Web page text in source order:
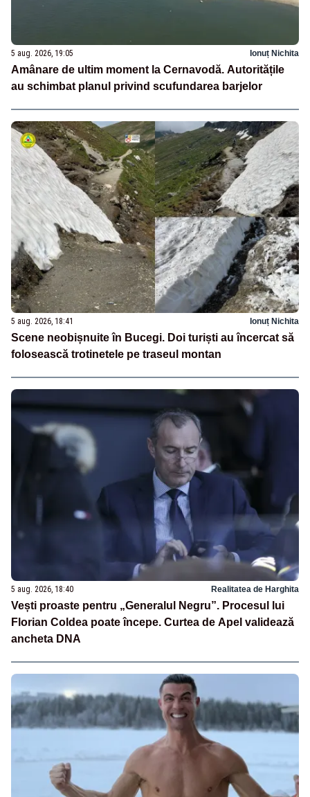
5 aug. 2026, 19:05 Ionuț Nichita
Amânare de ultim moment la Cernavodă. Autoritățile
au schimbat planul privind scufundarea barjelor
5 aug. 2026, 18:41 Ionuț Nichita
Scene neobișnuite în Bucegi. Doi turiști au încercat să
folosească trotinetele pe traseul montan
5 aug. 2026, 18:40 Realitatea de Harghita
Vești proaste pentru „Generalul Negru”. Procesul lui
Florian Coldea poate începe. Curtea de Apel validează
ancheta DNA